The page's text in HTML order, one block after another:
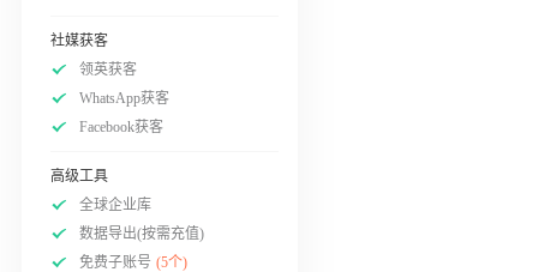
社媒获客
领英获客
WhatsApp获客
Facebook获客
高级工具
全球企业库
数据导出(按需充值)
免费子账号 (5个)